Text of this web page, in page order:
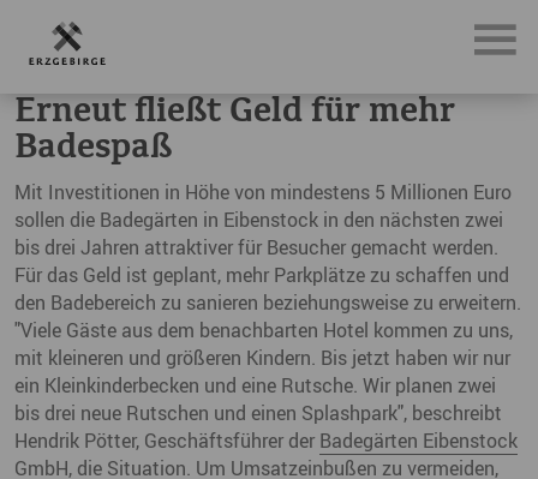
News, Neuigkeiten & Nachrichten aus dem Erzgebirge
Erneut fließt Geld für mehr
Badespaß
Mit Investitionen in Höhe von mindestens 5 Millionen Euro
sollen die Badegärten in Eibenstock in den nächsten zwei
bis drei Jahren attraktiver für Besucher gemacht werden.
Für das Geld ist geplant, mehr Parkplätze zu schaffen und
den Badebereich zu sanieren beziehungsweise zu erweitern.
"Viele Gäste aus dem benachbarten Hotel kommen zu uns,
mit kleineren und größeren Kindern. Bis jetzt haben wir nur
ein Kleinkinderbecken und eine Rutsche. Wir planen zwei
bis drei neue Rutschen und einen Splashpark", beschreibt
Hendrik Pötter, Geschäftsführer der Badegärten Eibenstock
GmbH, die Situation. Um Umsatzeinbußen zu vermeiden,